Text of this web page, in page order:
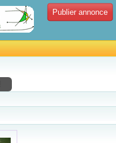
Publier annonce